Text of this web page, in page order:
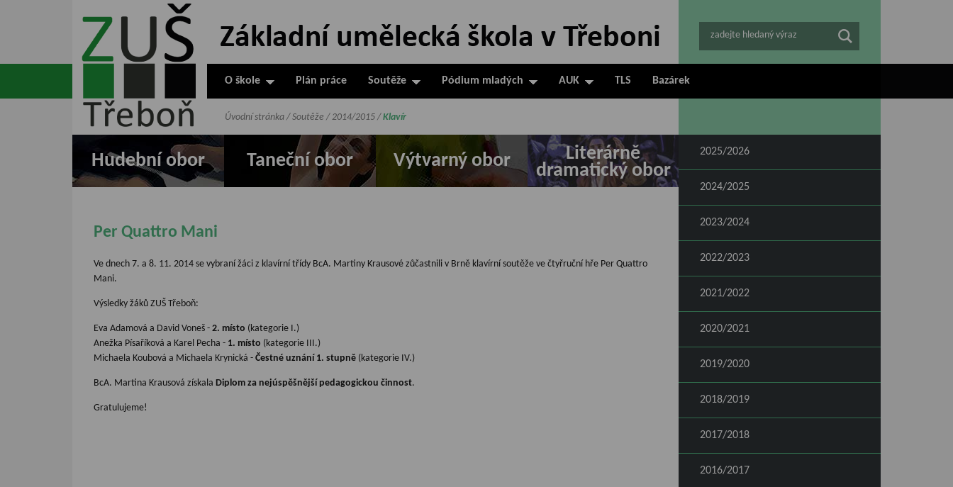
ZUŠ Třeboň -
Základní
umělecká škola
zadejte hledaný výraz
O škole Plán práce Soutěže Pódium mladých AUK TLS Bazárek
Hudební obor Taneční obor Výtvarný obor
Literárně
dramatický obor
Úvodní stránka / Soutěže / 2014/2015 / Klavír
Per Quattro Mani
Ve dnech 7. a 8. 11. 2014 se vybraní žáci z klavírní třídy BcA. Martiny Krausové zůčastnili v Brně klavírní soutěže ve čtyřruční hře Per Quattro
Mani.
Výsledky žáků ZUŠ Třeboň:
Eva Adamová a David Voneš - 2. místo (kategorie I.)
Anežka Písaříková a Karel Pecha - 1. místo (kategorie III.)
Michaela Koubová a Michaela Krynická - Čestné uznání 1. stupně (kategorie IV.)
BcA. Martina Krausová získala Diplom za nejúspěšnější pedagogickou činnost.
Gratulujeme!
2025/2026
2024/2025
2023/2024
2022/2023
2021/2022
2020/2021
2019/2020
2018/2019
2017/2018
2016/2017